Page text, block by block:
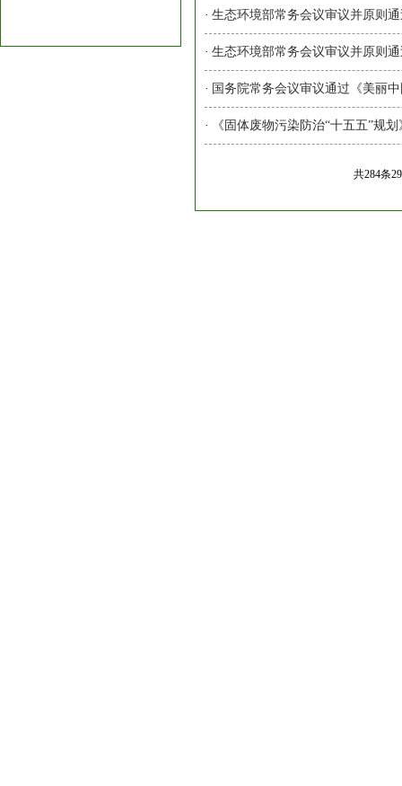
· 生态环境部常务会议审议并原则
· 生态环境部常务会议审议并原则
· 国务院常务会议审议通过《美丽
· 《固体废物污染防治“十五五”规
共284条